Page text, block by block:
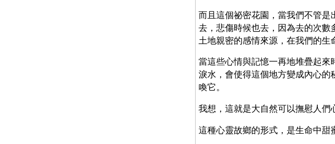
而且這個祕密花園，當我們不管
去，悲傷時候也去，因為去的次
土地親密的感情來源，在我們的生
當這些心情與記憶一再地堆疊起
淚水，會使得這個地方變成內心
喚它。
我想，這就是大自然可以撫慰人們
這種心靈故鄉的形式，是生命中甜